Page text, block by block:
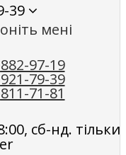
39
мені
97-19
79-39
71-81
сб-нд. тільки